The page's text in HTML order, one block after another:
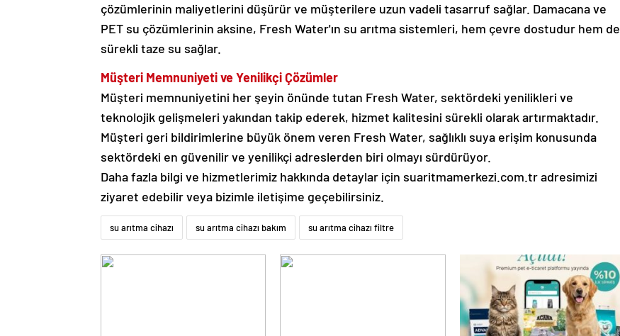
çözümlerinin maliyetlerini düşürür ve müşterilere uzun vadeli tasarruf sağlar. Damacana ve
PET su çözümlerinin aksine, Fresh Water'ın su arıtma sistemleri, hem çevre dostudur hem de
sürekli taze su sağlar.
Müşteri Memnuniyeti ve Yenilikçi Çözümler
Müşteri memnuniyetini her şeyin önünde tutan Fresh Water, sektördeki yenilikleri ve
teknolojik gelişmeleri yakından takip ederek, hizmet kalitesini sürekli olarak artırmaktadır.
Müşteri geri bildirimlerine büyük önem veren Fresh Water, sağlıklı suya erişim konusunda
sektördeki en güvenilir ve yenilikçi adreslerden biri olmayı sürdürüyor.
Daha fazla bilgi ve hizmetlerimiz hakkında detaylar için suaritmamerkezi.com.tr adresimizi
ziyaret edebilir veya bizimle iletişime geçebilirsiniz.
su arıtma cihazı su arıtma cihazı bakım su arıtma cihazı filtre